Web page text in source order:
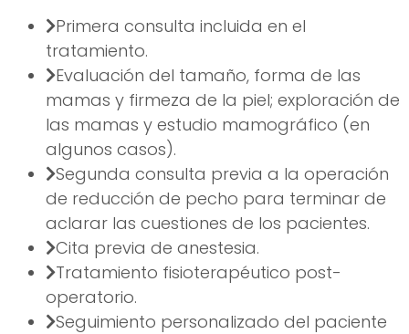
Primera consulta incluida en el
tratamiento.
Evaluación del tamaño, forma de las
mamas y firmeza de la piel; exploración de
las mamas y estudio mamográfico (en
algunos casos).
Segunda consulta previa a la operación
de reducción de pecho para terminar de
aclarar las cuestiones de los pacientes.
Cita previa de anestesia.
Tratamiento fisioterapéutico post-
operatorio.
Seguimiento personalizado del paciente